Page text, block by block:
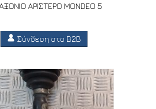
ΑΡΙΣΤΕΡΟ MONDEO 5
Σύνδεση στο B2B